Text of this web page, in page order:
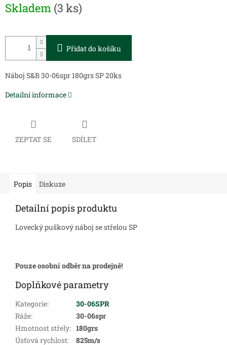
cena:
Skladem (3 ks)
Přidat do košíku
Náboj S&B 30-06spr 180grs SP 20ks
Detailní informace
ZEPTAT SE SDÍLET
Popis Diskuze
Detailní popis produktu
Lovecký puškový náboj se střelou SP
Pouze osobní odběr na prodejně!
Doplňkové parametry
Kategorie:
30-06SPR
Ráže:
30-06spr
Hmotnost střely: 180grs
Úsťová rychlost: 825m/s